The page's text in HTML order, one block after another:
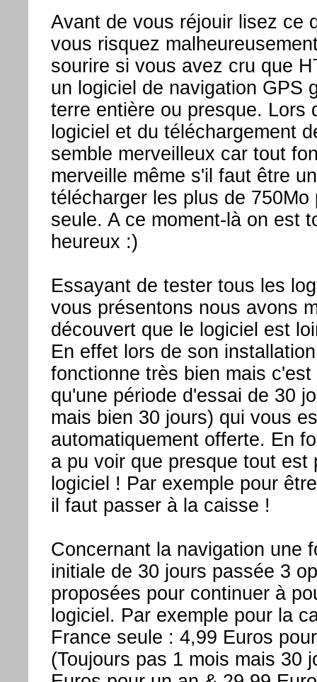
Avant de vous réjouir lisez ce
vous risquez
sourire si vous avez cru que
un logiciel de navigation GPS
terre entière ou presque. Lors
logiciel et du téléchargement
semble merveilleux car tout
merveille même s'il faut être
télécharger les plus de 750Mo
seule. A ce moment-là on est
heureux :)
Essayant de tester tous les
vous présentons nous avons
découvert que le logiciel est
En effet lors de son
fonctionne très bien mais
qu'une période d'essai de 30
mais bien 30 jours) qui vous
automatiquement offerte. En
a pu voir que presque tout est
logiciel ! Par exemple pour
il faut passer à la caisse !
Concernant la navigation une
initiale de 30 jours passée 3
proposées pour continuer à
logiciel. Par exemple pour la
France seule : 4,99 Euros
(Toujours pas 1 mois mais 30